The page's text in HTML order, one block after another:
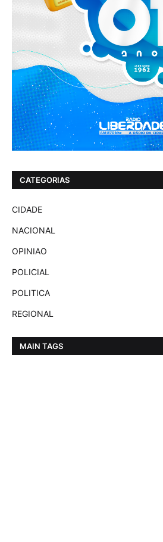
CATEGORIAS
CIDADE
NACIONAL
OPINIAO
POLICIAL
POLITICA
REGIONAL
MAIN TAGS